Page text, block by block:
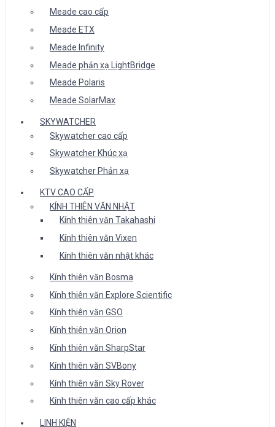
Meade cao cấp
Meade ETX
Meade Infinity
Meade phản xạ LightBridge
Meade Polaris
Meade SolarMax
SKYWATCHER
Skywatcher cao cấp
Skywatcher Khúc xạ
Skywatcher Phản xạ
KTV CAO CẤP
KÍNH THIÊN VĂN NHẬT
Kính thiên văn Takahashi
Kính thiên văn Vixen
Kính thiên văn nhật khác
Kính thiên văn Bosma
Kính thiên văn Explore Scientific
Kính thiên văn GSO
Kính thiên văn Orion
Kính thiên văn SharpStar
Kính thiên văn SVBony
Kính thiên văn Sky Rover
Kính thiên văn cao cấp khác
LINH KIỆN